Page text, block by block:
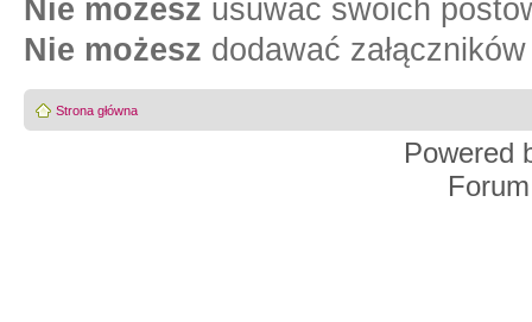
Nie możesz usuwać swoich
Nie możesz dodawać
Strona główna
Powered